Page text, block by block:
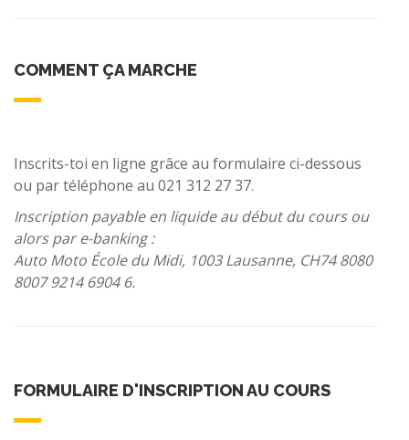
COMMENT ÇA MARCHE
Inscrits-toi en ligne grâce au formulaire ci-dessous
ou par téléphone au 021 312 27 37.
Inscription payable en liquide au début du cours ou
alors par e-banking :
Auto Moto École du Midi, 1003 Lausanne, CH74 8080
8007 9214 6904 6.
FORMULAIRE D'INSCRIPTION AU COURS